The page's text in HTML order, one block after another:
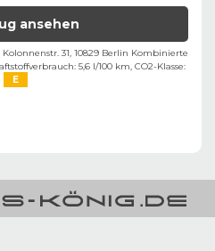
ansehen
31, 10829 Berlin
Kombinierte
5,6 l/100 km, CO2-Klasse:
E